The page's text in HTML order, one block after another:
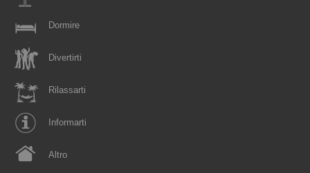
Dormire
Divertirti
Rilassarti
Informarti
Altro